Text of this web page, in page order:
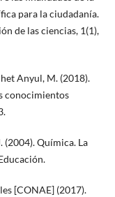
para la ciudadanía.
de las ciencias, 1(1),
Anyul, M. (2018).
conocimientos
(2004). Química. La
[CONAE] (2017).